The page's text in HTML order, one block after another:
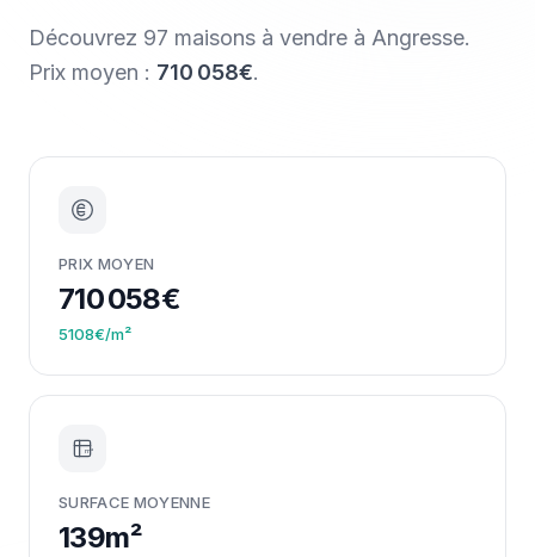
Découvrez 97 maisons à vendre à Angresse.
Prix moyen : 710 058€.
PRIX MOYEN
710 058€
5108€/m²
m²
SURFACE MOYENNE
139m²